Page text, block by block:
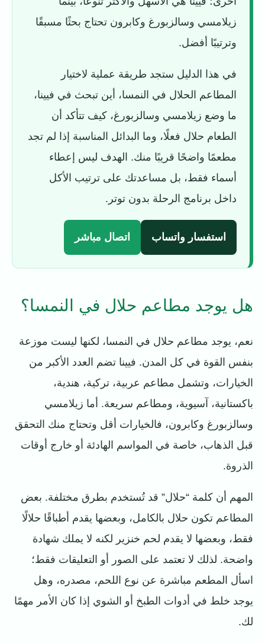
زيلامسي وسالزبورغ وكابرون تحتاج بحثًا مسبقًا
وترتيبًا أفضل.
في هذا الدليل ستجد طريقة عملية لاختيار
المطاعم الحلال في النمسا، أين تبحث في فيينا،
ما وضع زيلامسي وسالزبورغ، كيف تتأكد أن
الطعام حلال فعلًا، وما البدائل المناسبة إذا لم تجد
مطعمًا واضحًا قريبًا منك. الهدف ليس إعطاء
أسماء فقط، بل مساعدتك على ترتيب الأكل
داخل برنامج الرحلة بدون توتر.
استفسار واتساب اتصال مباشر
هل يوجد مطاعم حلال في النمسا؟
نعم، يوجد مطاعم حلال في النمسا، لكنها ليست موزعة
بنفس القوة في كل المدن. فيينا تضم العدد الأكبر من
الخيارات، وتشمل مطاعم عربية، تركية، هندية،
باكستانية، آسيوية، ومطاعم سريعة. أما زيلامسي
وسالزبورغ وكابرون، فالخيارات أقل وتحتاج منك التحقق
قبل الذهاب، خاصة في المواسم الهادئة أو خارج أوقات
الذروة.
المهم أن كلمة “حلال” قد تُستخدم بطرق مختلفة. بعض
المطاعم تكون حلال بالكامل، وبعضها يقدم أطباقًا حلالًا
فقط، وبعضها لا يقدم لحم خنزير لكنه لا يملك شهادة
واضحة. لذلك لا تعتمد على الصور أو التعليقات فقط؛
اسأل المطعم مباشرة عن نوع اللحم، مصدره، وهل
يوجد خلط في أدوات الطبخ أو الشوي إذا كان الأمر مهمًا
لك.